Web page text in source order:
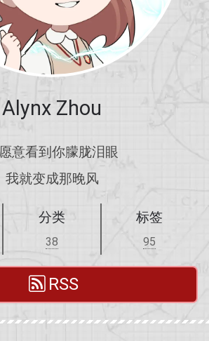
Alynx Zhou
意看到你朦胧泪眼
我就变成那晚风
分类
38
标签
95
RSS